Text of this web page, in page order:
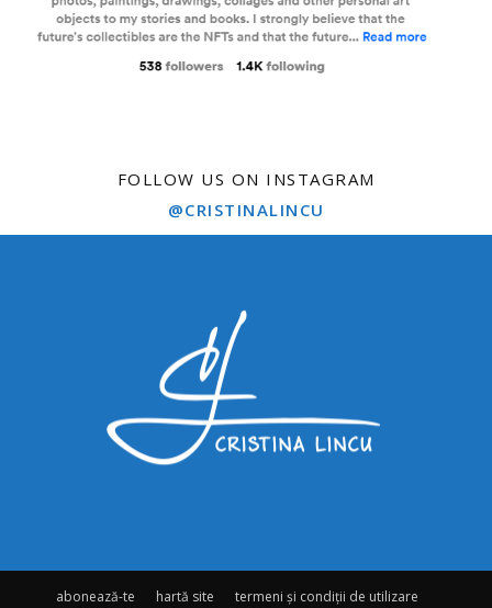
FOLLOW US ON INSTAGRAM
@CRISTINALINCU
abonează-te hartă site
termeni și condiții de utilizare